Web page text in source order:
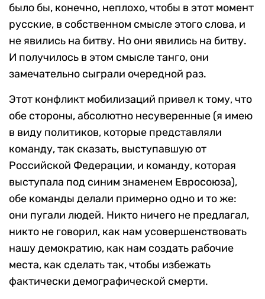
было бы, конечно, неплохо, чтобы в этот момент
русские, в собственном смысле этого слова, и
не явились на битву. Но они явились на битву.
И получилось в этом смысле танго, они
замечательно сыграли очередной раз.
Этот конфликт мобилизаций привел к тому, что
обе стороны, абсолютно несуверенные (я имею
в виду политиков, которые представляли
команду, так сказать, выступавшую от
Российской Федерации, и команду, которая
выступала под синим знаменем Евросоюза),
обе команды делали примерно одно и то же:
они пугали людей. Никто ничего не предлагал,
никто не говорил, как нам усовершенствовать
нашу демократию, как нам создать рабочие
места, как сделать так, чтобы избежать
фактически демографической смерти.